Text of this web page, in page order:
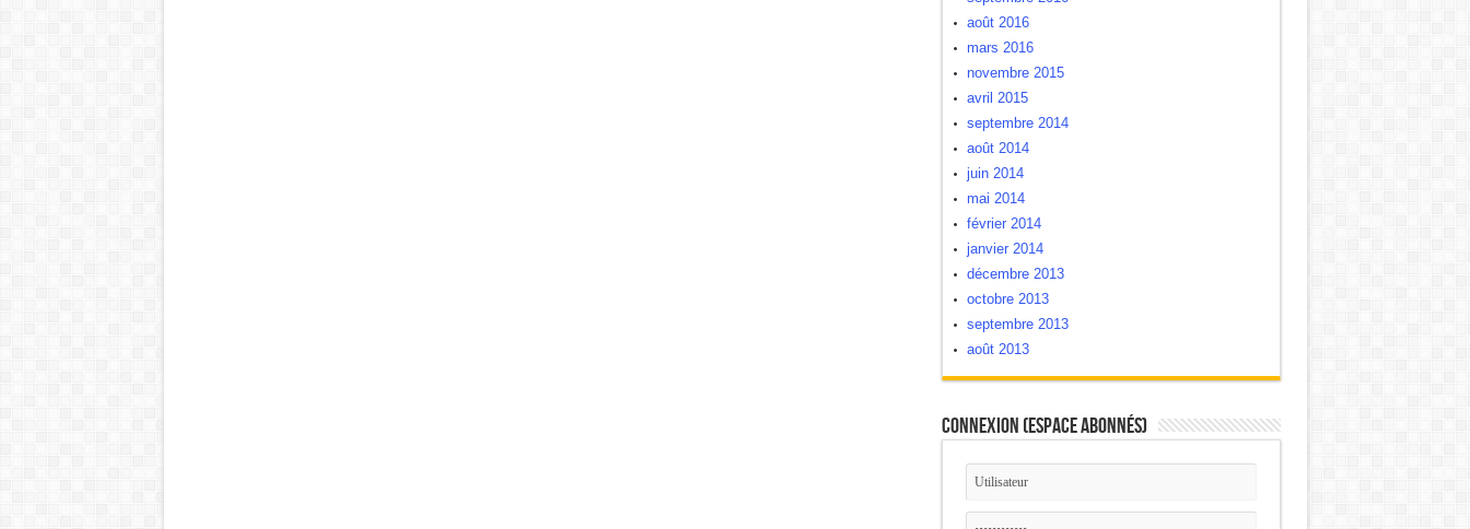
août 2016
mars 2016
novembre 2015
avril 2015
septembre 2014
août 2014
juin 2014
mai 2014
février 2014
janvier 2014
décembre 2013
octobre 2013
septembre 2013
août 2013
Connexion (Espace Abonnés)